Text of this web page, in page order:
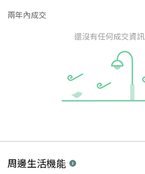
兩年內成交
還沒有任何成交資訊
周邊生活機能